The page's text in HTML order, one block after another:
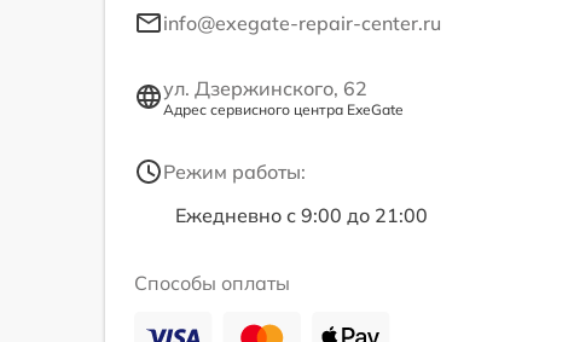
info@exegate-repair-center.ru
ул. Дзержинского, 62
Адрес сервисного центра ExeGate
Режим работы:
Ежедневно с 9:00 до 21:00
Способы оплаты